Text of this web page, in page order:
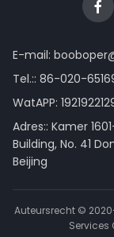
E-mail:
Tel.:: 86-020-
WatAPP:
Adres:: Kamer
Building, No. 41
Beijing
Auteursrecht ©
Services